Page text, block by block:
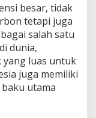
besar, tidak
tetapi juga
salah satu
dunia,
yang luas untuk
juga memiliki
utama